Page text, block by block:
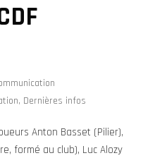
, Dernières infos
Anton Basset (Pilier),
formé au club), Luc Alozy